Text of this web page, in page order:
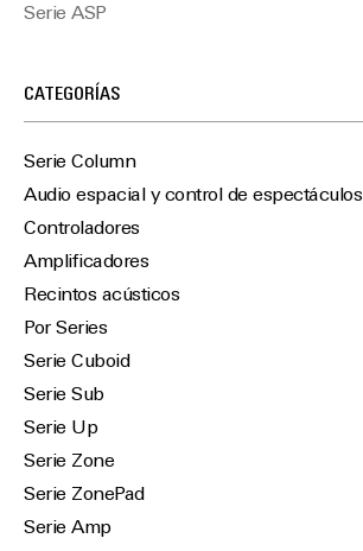
Serie ASP
CATEGORÍAS
Serie Column
Audio espacial y control de espectáculos
Controladores
Amplificadores
Recintos acústicos
Por Series
Serie Cuboid
Serie Sub
Serie Up
Serie Zone
Serie ZonePad
Serie Amp